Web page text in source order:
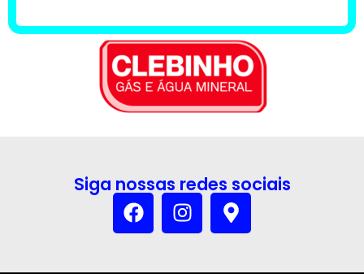
Siga nossas redes sociais